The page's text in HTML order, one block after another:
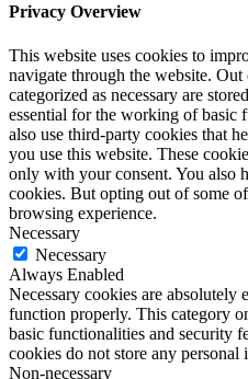
Privacy Overview
This website uses cookies to
navigate through the website. Out
categorized as necessary are
essential for the working of basic
also use third-party cookies that
you use this website. These
only with your consent. You also
cookies. But opting out of some
browsing experience.
Necessary
Necessary
Always Enabled
Necessary cookies are absolutely
function properly. This category
basic functionalities and security
cookies do not store any personal
Non-necessary